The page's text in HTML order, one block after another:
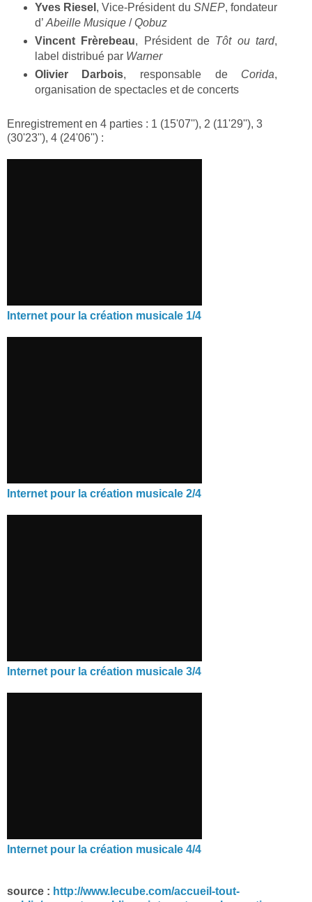
Yves Riesel , Vice-Président du SNEP, fondateur
d’ Abeille Musique/Qobuz
Vincent Frèrebeau, Président de Tôt ou tard,
label distribué par Warner
Olivier Darbois, responsable de Corida,
organisation de spectacles et de concerts
Enregistrement en 4 parties : 1 (15'07''), 2 (11'29''), 3
(30'23''), 4 (24'06'') :
Internet pour la création musicale 1/4
Internet pour la création musicale 2/4
Internet pour la création musicale 3/4
Internet pour la création musicale 4/4
source : http://www.lecube.com/accueil-tout-